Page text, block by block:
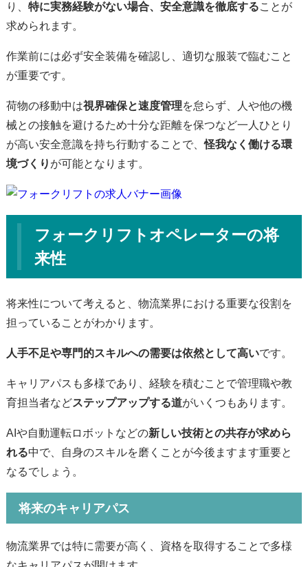
り、 特に実務経験がない場合、安全意識を徹底することが
求められます。
作業前には必ず安全装備を確認し、適切な服装で臨むこと
が重要です。
荷物の移動中は視界確保と速度管理を怠らず、人や他の機
械との接触を避けるため十分な距離を保つなど一人ひとり
が高い安全意識を持ち行動することで、怪我なく働ける環
境づくり が可能となります。
フォークリフトオペレーターの将
来性
将来性について考えると、物流業界における重要な役割を
担っていることがわかります。
人手不足や専門的スキルへの需要は依然として高いです。
キャリアパスも多様であり、経験を積むことで管理職や教
育担当者などステップアップする道がいくつもあります。
AIや自動運転ロボットなどの新しい技術との共存が求めら
れる中で、自身のスキルを磨くことが今後ますます重要と
なるでしょう。
将来のキャリアパス
物流業界では特に需要が高く、資格を取得することで多様